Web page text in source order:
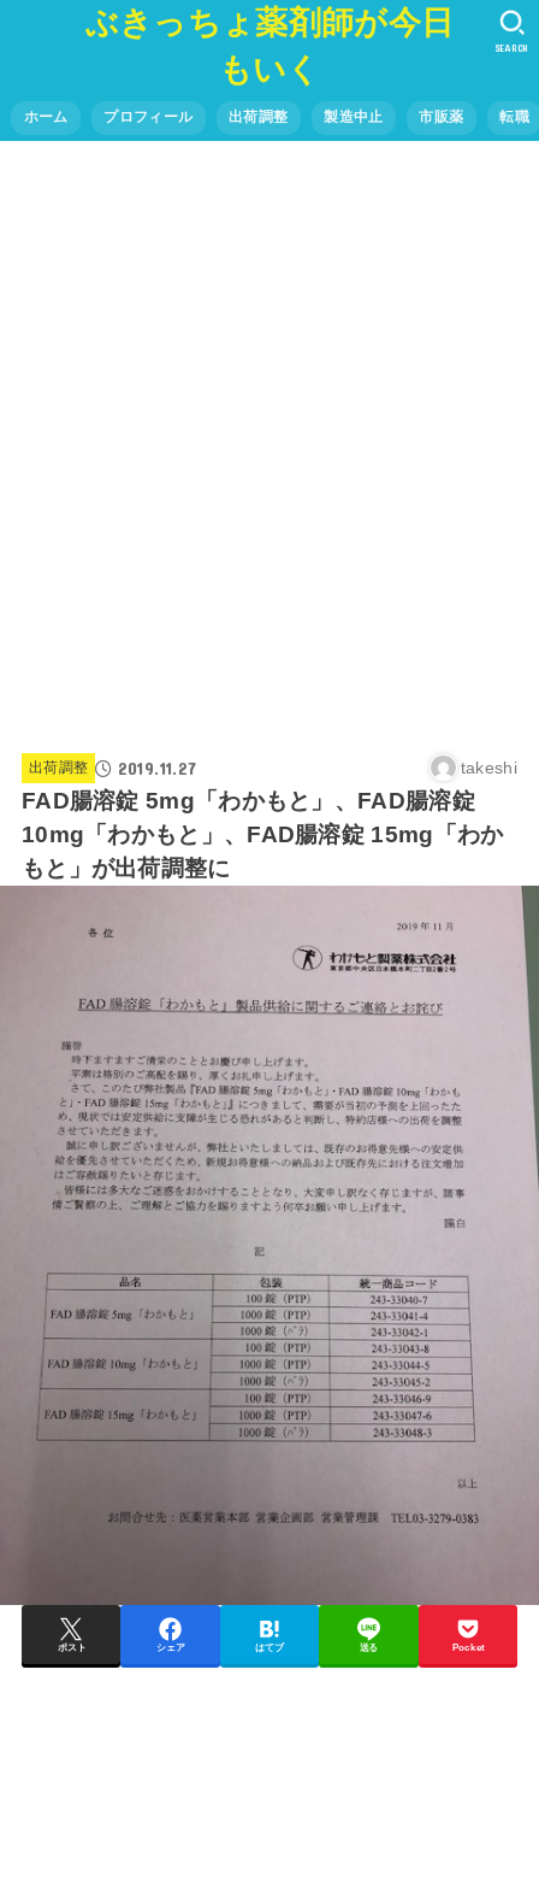
ぶきっちょ薬剤師が今日
もいく
ホーム プロフィール 出荷調整 製造中止 市販薬 転職
SEARCH
出荷調整 2019.11.27 takeshi
FAD腸溶錠 5mg「わかもと」、FAD腸溶錠
10mg「わかもと」、FAD腸溶錠 15mg「わか
もと」が出荷調整に
ポスト シェア はてブ 送る Pocket